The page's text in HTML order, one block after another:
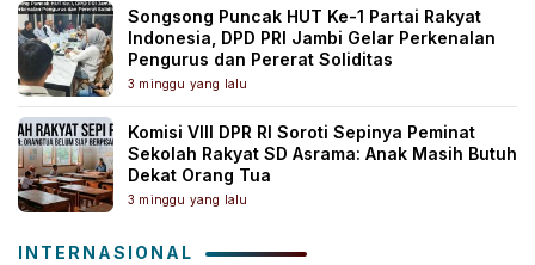
Songsong Puncak HUT Ke-1 Partai Rakyat
Indonesia, DPD PRI Jambi Gelar Perkenalan
Pengurus dan Pererat Soliditas
3 minggu yang lalu
Komisi VIII DPR RI Soroti Sepinya Peminat
Sekolah Rakyat SD Asrama: Anak Masih Butuh
Dekat Orang Tua
3 minggu yang lalu
INTERNASIONAL